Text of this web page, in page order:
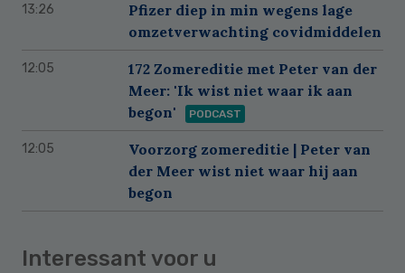
13:26
Pfizer diep in min wegens lage
omzetverwachting covidmiddelen
12:05
172 Zomereditie met Peter van der
Meer: 'Ik wist niet waar ik aan
begon'
PODCAST
12:05
Voorzorg zomereditie | Peter van
der Meer wist niet waar hij aan
begon
Interessant voor u